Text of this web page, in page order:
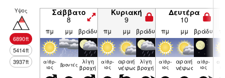
Υψος
6890ft
5414ft
3937ft
Σάββατο
8
Κυριακή
9
Δευτέρα
10
πμ μμ βράδυ πμ μμ βράδυ πμ μμ βράδυ
αίθρ­
ιος βρον­τές λίγη
βροχή
αίθρ­
ιος
αραιή
νέφωση
λίγη
βροχή
αίθρ­
ιος
αραιή
νέφωση
αίθρ­
ιος